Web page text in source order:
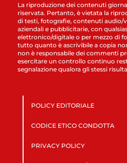
La riproduzione dei contenuti
riservata. Pertanto, è vietata la
di testi, fotografie, contenuti audio/
aziendali e pubblicitarie, con
elettronico/digitale o per mezzo di
tutto quanto è ascrivibile a copia
non è responsabile dei commenti
esercitare un controllo continuo
segnalazione qualora gli stessi
POLICY EDITORIALE
CODICE ETICO CONDOTTA
PRIVACY POLICY